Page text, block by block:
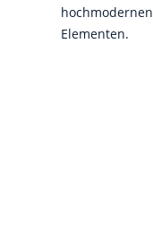
hochmodernen
Elementen.